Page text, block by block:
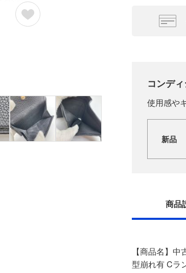
コンデ
使用感や
新品
商品
【商品名】
型崩れ有 Cラ